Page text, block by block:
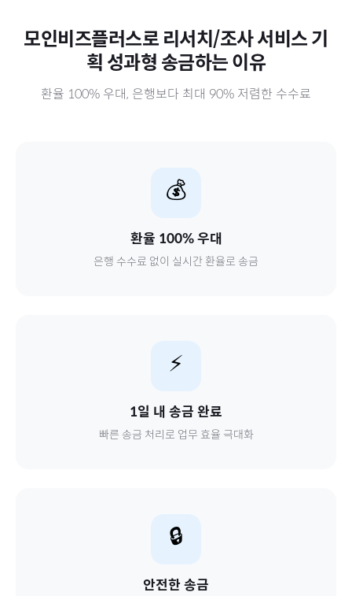
모인비즈플러스로 리서치/조사 서비스 기
획 성과형 송금하는 이유
환율 100% 우대, 은행보다 최대 90% 저렴한 수수료
💰
환율 100% 우대
은행 수수료 없이 실시간 환율로 송금
⚡
1일 내 송금 완료
빠른 송금 처리로 업무 효율 극대화
🔒
안전한 송금